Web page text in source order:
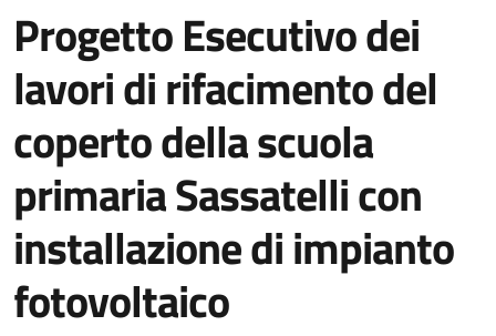
Progetto Esecutivo dei
lavori di rifacimento del
coperto della scuola
primaria Sassatelli con
installazione di impianto
fotovoltaico